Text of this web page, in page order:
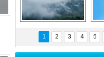
Bursa'dan
büyüleyen
fotoğraflar
1 2 3 4 5